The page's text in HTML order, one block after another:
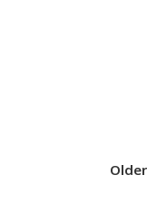
Older